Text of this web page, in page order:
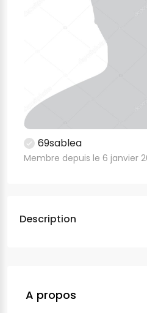
69sablea
Membre depuis le 6 janvier
Description
A propos